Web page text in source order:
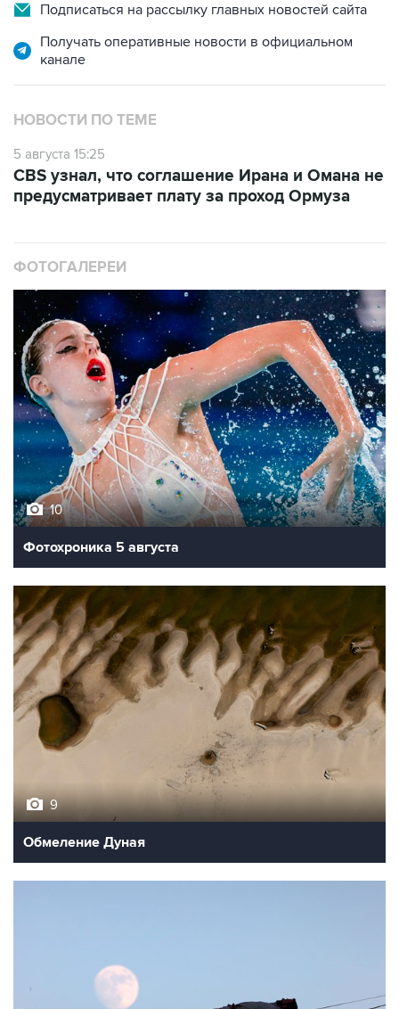
Подписаться на рассылку главных новостей сайта
Получать оперативные новости в официальном
канале
НОВОСТИ ПО ТЕМЕ
5 августа 15:25
CBS узнал, что соглашение Ирана и Омана не
предусматривает плату за проход Ормуза
ФОТОГАЛЕРЕИ
10
Фотохроника 5 августа
9
Обмеление Дуная